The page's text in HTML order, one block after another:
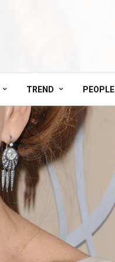
TREND PEOPLE